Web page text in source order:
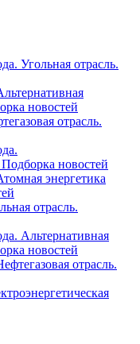
Угольная отрасль.
новостей
отрасль.
Подборка новостей
энергетика
отрасль.
Альтернативная
новостей
отрасль.